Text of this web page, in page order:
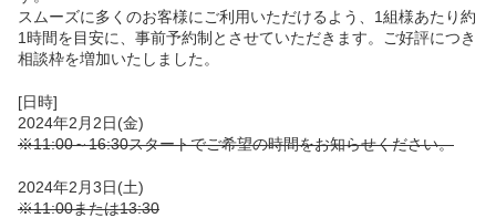
スムーズに多くのお客様にご利用いただけるよう、1組様あたり約
1時間を目安に、事前予約制とさせていただきます。ご好評につき
相談枠を増加いたしました。
[日時]
2024年2月2日(金)
※11:00～16:30スタートでご希望の時間をお知らせください。
2024年2月3日(土)
※11:00または13:30